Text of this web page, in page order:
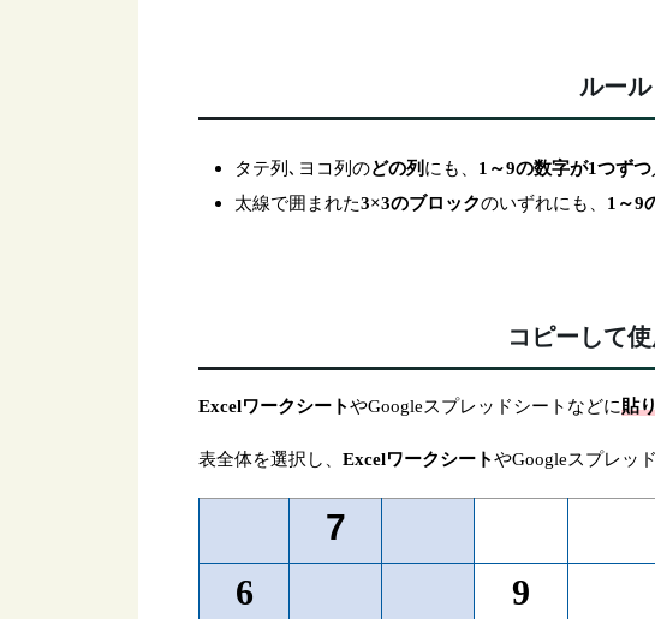
ルール
タテ列､ヨコ列のどの列 にも、 1～9の数字が1つずつ
太線で囲まれた3×3のブロックのいずれにも、 1～9
コピーして
ExcelワークシートやGoogleスプレッドシートなどに貼
表全体を選択し、 ExcelワークシートやGoogleスプレッ
7
6
9